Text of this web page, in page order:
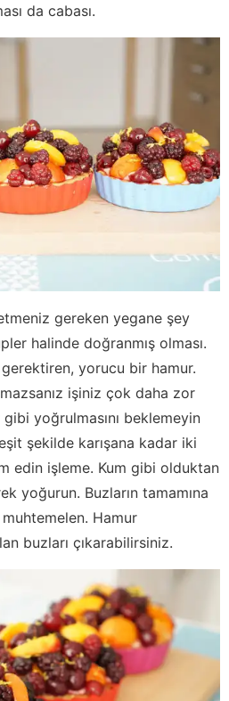
da cabası.
gereken yegane şey
halinde doğranmış olması.
yorucu bir hamur.
işiniz çok daha zor
yoğrulmasını beklemeyin
şekilde karışana kadar iki
edin işleme. Kum gibi olduktan
yoğurun. Buzların tamamına
muhtemelen. Hamur
buzları çıkarabilirsiniz.